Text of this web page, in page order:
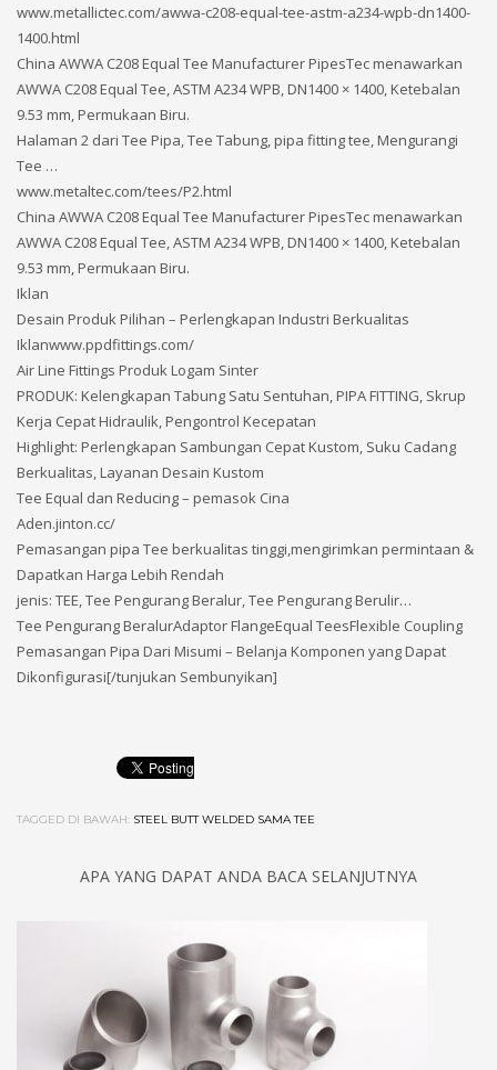
www.metallictec.com/awwa-c208-equal-tee-astm-a234-wpb-dn1400-
1400.html
China AWWA C208 Equal Tee Manufacturer PipesTec menawarkan
AWWA C208 Equal Tee, ASTM A234 WPB, DN1400 × 1400, Ketebalan
9.53 mm, Permukaan Biru.
Halaman 2 dari Tee Pipa, Tee Tabung, pipa fitting tee, Mengurangi
Tee …
www.metaltec.com/tees/P2.html
China AWWA C208 Equal Tee Manufacturer PipesTec menawarkan
AWWA C208 Equal Tee, ASTM A234 WPB, DN1400 × 1400, Ketebalan
9.53 mm, Permukaan Biru.
Iklan
Desain Produk Pilihan – Perlengkapan Industri Berkualitas‎
Iklanwww.ppdfittings.com/‎
Air Line Fittings Produk Logam Sinter
PRODUK: Kelengkapan Tabung Satu Sentuhan, PIPA FITTING, Skrup
Kerja Cepat Hidraulik, Pengontrol Kecepatan
Highlight: Perlengkapan Sambungan Cepat Kustom, Suku Cadang
Berkualitas, Layanan Desain Kustom
Tee Equal dan Reducing – pemasok Cina
Aden.jinton.cc/‎
Pemasangan pipa Tee berkualitas tinggi,mengirimkan permintaan &
Dapatkan Harga Lebih Rendah
jenis: TEE, Tee Pengurang Beralur, Tee Pengurang Berulir…
Tee Pengurang BeralurAdaptor FlangeEqual TeesFlexible Coupling
Pemasangan Pipa Dari Misumi – Belanja Komponen yang Dapat
Dikonfigurasi‎[/tunjukan Sembunyikan]
TAGGED DI BAWAH: STEEL BUTT WELDED SAMA TEE
APA YANG DAPAT ANDA BACA SELANJUTNYA